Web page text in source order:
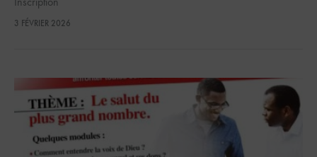
3 FÉVRIER 2026